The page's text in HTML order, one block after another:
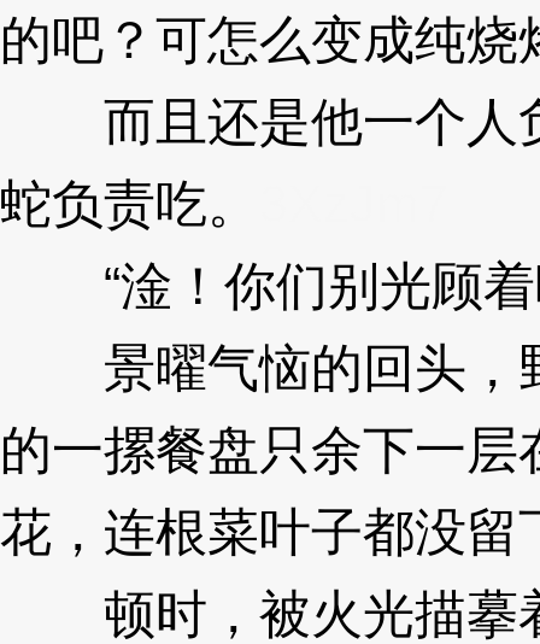
的吧？可怎么变成纯烧
而且还是他一个人
蛇负责吃。
“淦！你们别光顾
景曜气恼的回头，
的一摞餐盘只余下一
花，连根菜叶子都没留
顿时，被火光描摹